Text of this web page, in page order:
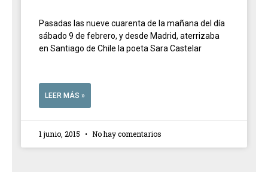
Pasadas las nueve cuarenta de la mañana del día
sábado 9 de febrero, y desde Madrid, aterrizaba
en Santiago de Chile la poeta Sara Castelar
LEER MÁS »
1 junio, 2015 No hay comentarios